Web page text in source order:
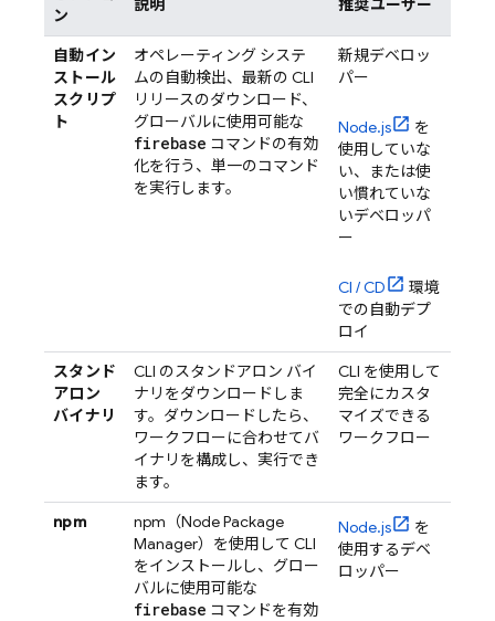
ン
説明 推奨ユーザー
自動イン
ストール
スクリプ
ト
オペレーティング システ
ムの自動検出、最新の CLI
リリースのダウンロード、
グローバルに使用可能な
firebase コマンドの有効
化を行う、単一のコマンド
を実行します。
新規デベロッ
パー
Node.js
を
使用していな
い、または使
い慣れていな
いデベロッパ
ー
CI / CD
環境
での自動デプ
ロイ
スタンド
アロン
バイナリ
CLI のスタンドアロン バイ
ナリをダウンロードしま
す。ダウンロードしたら、
ワークフローに合わせてバ
イナリを構成し、実行でき
ます。
CLI を使用して
完全にカスタ
マイズできる
ワークフロー
npm
npm（Node Package
Manager）を使用して CLI
をインストールし、グロー
バルに使用可能な
firebase コマンドを有効
Node.js
を
使用するデベ
ロッパー